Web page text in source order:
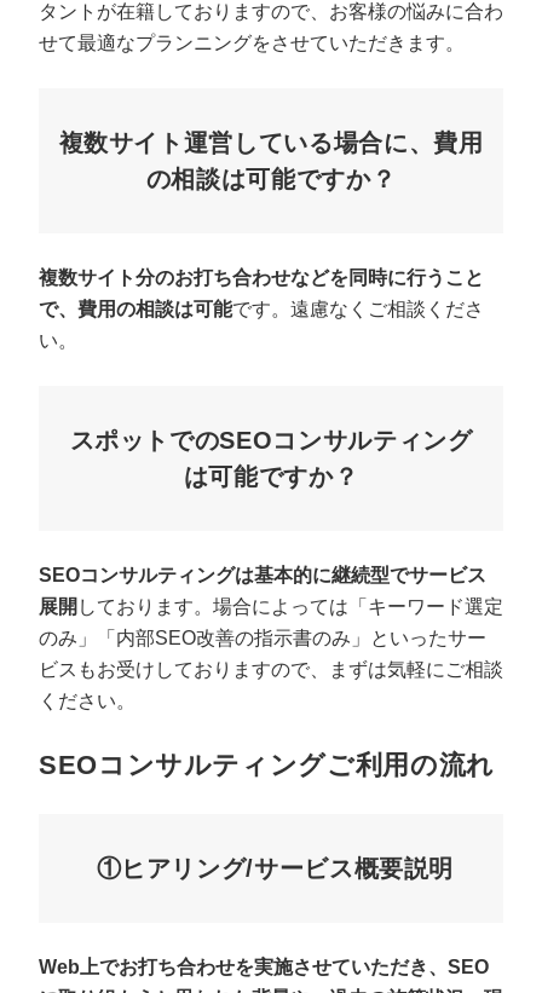
タントが在籍しておりますので、お客様の悩みに合わ
せて最適なプランニングをさせていただきます。
複数サイト運営している場合に、費用
の相談は可能ですか？
複数サイト分のお打ち合わせなどを同時に行うこと
で、費用の相談は可能です。遠慮なくご相談くださ
い。
スポットでのSEOコンサルティング
は可能ですか？
SEOコンサルティングは基本的に継続型でサービス
展開 しております。場合によっては「キーワード選定
のみ」「内部SEO改善の指示書のみ」といったサー
ビスもお受けしておりますので、まずは気軽にご相談
ください。
SEOコンサルティングご利用の流れ
①ヒアリング/サービス概要説明
Web上でお打ち合わせを実施させていただき、SEO